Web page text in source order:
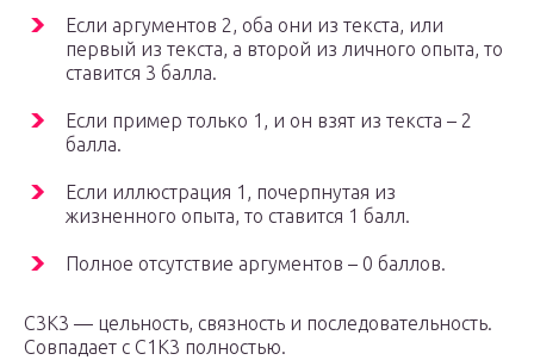
Если аргументов 2, оба они из текста, или
первый из текста, а второй из личного опыта, то
ставится 3 балла.
Если пример только 1, и он взят из текста – 2
балла.
Если иллюстрация 1, почерпнутая из
жизненного опыта, то ставится 1 балл.
Полное отсутствие аргументов – 0 баллов.
С3К3 — цельность, связность и последовательность.
Совпадает с С1К3 полностью.